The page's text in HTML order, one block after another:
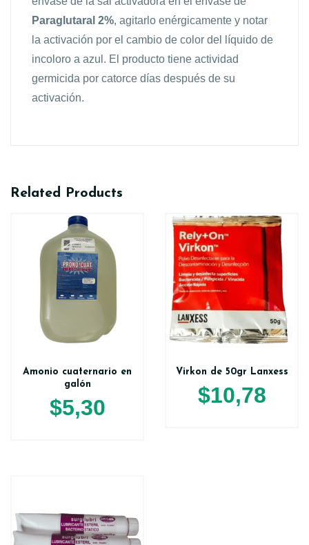
Paraglutaral 2%, agitarlo enérgicamente y notar
la activación por el cambio de color del líquido de
incoloro a azul. El producto tiene actividad
germicida por catorce días después de su
activación.
Related Products
Amonio cuaternario en
galón
$5,30
Virkon de 50gr Lanxess
$10,78